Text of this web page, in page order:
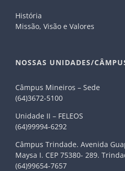
História
Missão, Visão e Valores
NOSSAS UNIDADES/
Câmpus Mineiros – Sede
(64)3672-5100
Unidade II – FELEOS
(64)99994-6292
Câmpus Trindade. Avenida
Maysa I. CEP 75380- 289.
(64)99654-7657